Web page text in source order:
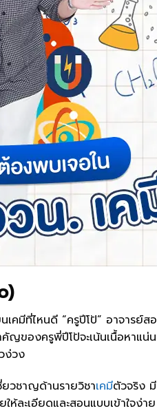
คมีที่ไหนดี “ครูปีโป้” อาจารย์ส
ของครูพี่ปีโป้จะเน้นเนื้อหาแน่
ง่วง
ยวชาญด้านรายวิชาเคมีตัวจริง
ละเอียดและสอนแบบเข้าใจ